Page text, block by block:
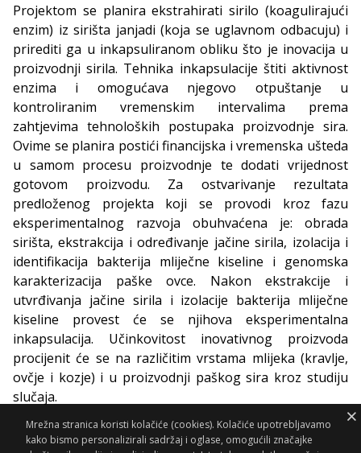
Projektom se planira ekstrahirati sirilo (koagulirajući
enzim) iz sirišta janjadi (koja se uglavnom odbacuju) i
prirediti ga u inkapsuliranom obliku što je inovacija u
proizvodnji sirila. Tehnika inkapsulacije štiti aktivnost
enzima i omogućava njegovo otpuštanje u
kontroliranim vremenskim intervalima prema
zahtjevima tehnoloških postupaka proizvodnje sira.
Ovime se planira postići financijska i vremenska ušteda
u samom procesu proizvodnje te dodati vrijednost
gotovom proizvodu. Za ostvarivanje rezultata
predloženog projekta koji se provodi kroz fazu
eksperimentalnog razvoja obuhvaćena je: obrada
sirišta, ekstrakcija i određivanje jačine sirila, izolacija i
identifikacija bakterija mliječne kiseline i genomska
karakterizacija paške ovce. Nakon ekstrakcije i
utvrđivanja jačine sirila i izolacije bakterija mliječne
kiseline provest će se njihova eksperimentalna
inkapsulacija. Učinkovitost inovativnog proizvoda
procijenit će se na različitim vrstama mlijeka (kravlje,
ovčje i kozje) i u proizvodnji paškog sira kroz studiju
slučaja.
Mrežna stranica koristi kolačiće (cookies). Kolačiće upotrebljavamo
kako bismo personalizirali sadržaj i oglase, omogućili značajke